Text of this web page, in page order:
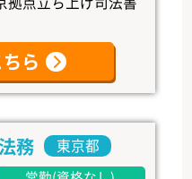
ら
務 東京都